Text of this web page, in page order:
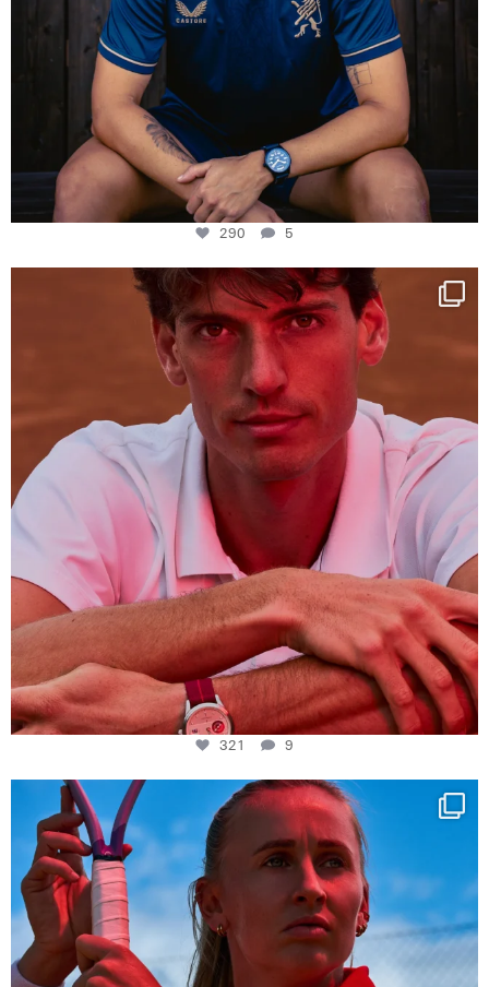
290 5
One last dance at home
This week at...
321
9
321 9
Determination, elegance and Swiss precision —
441
14